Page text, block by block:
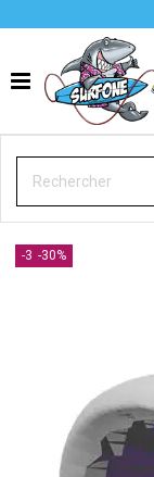
SURFONE
-30%-30%